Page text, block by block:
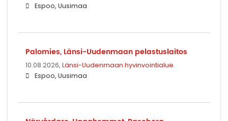
Espoo, Uusimaa
Palomies, Länsi-Uudenmaan pelastuslaitos
10.08.2026, Länsi-Uudenmaan hyvinvointialue
Espoo, Uusimaa